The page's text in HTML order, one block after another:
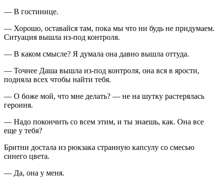
— В гостинице.
— Хорошо, оставайся там, пока мы что ни будь не придумаем.
Ситуация вышла из-под контроля.
— В каком смысле? Я думала она давно вышла оттуда.
— Точнее Даша вышла из-под контроля, она вся в ярости,
подняла всех чтобы найти тебя.
— О боже мой, что мне делать? — не на шутку растерялась
героиня.
— Надо покончить со всем этим, и ты знаешь, как. Она все
еще у тебя?
Бритни достала из рюкзака странную капсулу со смесью
синего цвета.
— Да, она у меня.